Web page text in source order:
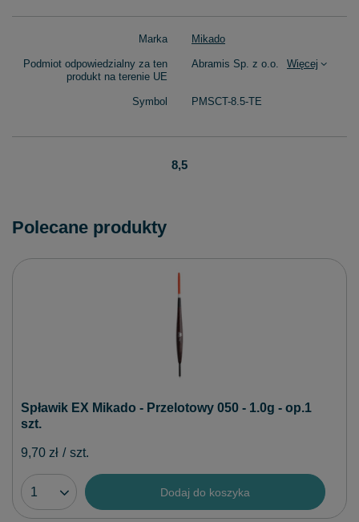
Marka Mikado
Podmiot odpowiedzialny za ten
produkt na terenie UE
Abramis Sp. z o.o. Więcej
Symbol PMSCT-8.5-TE
8,5
Polecane produkty
Spławik EX Mikado - Przelotowy 050 - 1.0g - op.1
szt.
9,70 zł / szt.
Dodaj do koszyka